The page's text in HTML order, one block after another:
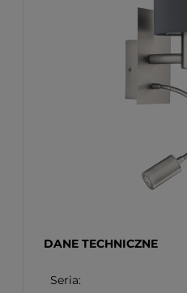
DANE TECHNICZNE
Seria: